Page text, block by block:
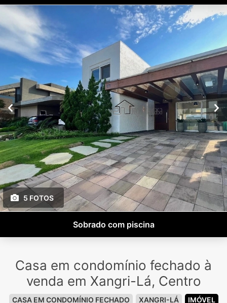
5 FOTOS
Sobrado com piscina
Casa em condomínio fechado à
venda em Xangri-Lá, Centro
CASA EM CONDOMÍNIO FECHADO XANGRI-LÁ IMÓVEL